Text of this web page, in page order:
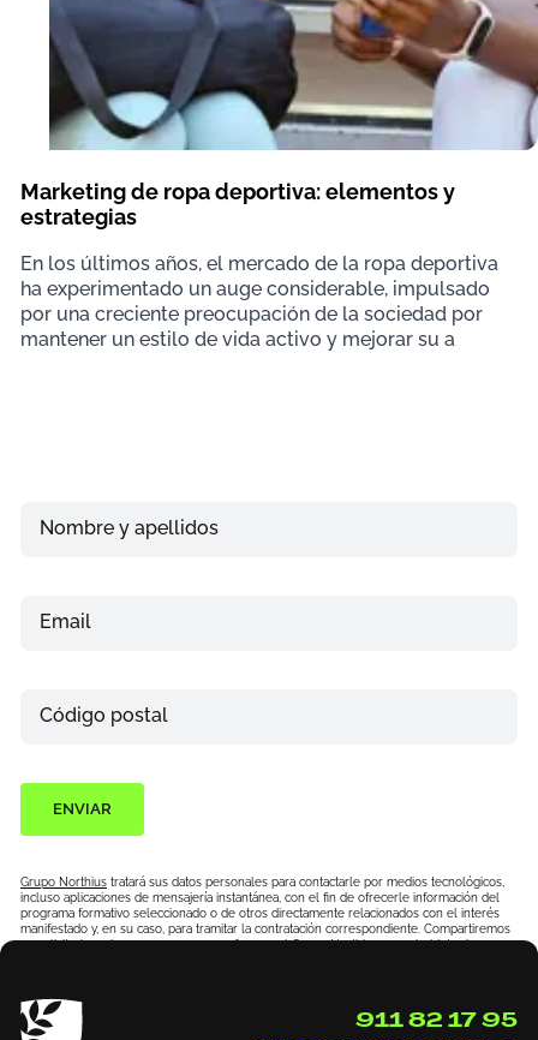
Marketing de ropa deportiva: elementos y
estrategias
En los últimos años, el mercado de la ropa deportiva
ha experimentado un auge considerable, impulsado
por una creciente preocupación de la sociedad por
mantener un estilo de vida activo y mejorar su a
Nombre y apellidos
Email
Código postal
ENVIAR
Grupo Northiustratará sus datos personales para contactarle por medios tecnológicos,
incluso aplicaciones de mensajería instantánea, con el fin de ofrecerle información del
programa formativo seleccionado o de otros directamente relacionados con el interés
manifestado y, en su caso, para tramitar la contratación correspondiente. Compartiremos
su solicitud con las empresas que conforman elGrupo Northius, con el objeto de que
911 82 17 95